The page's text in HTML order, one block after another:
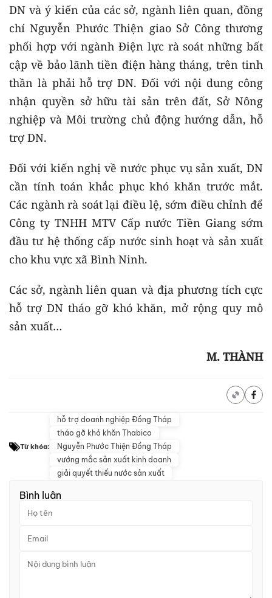
DN và ý kiến của các sở, ngành liên quan, đồng
chí Nguyễn Phước Thiện giao Sở Công thương
phối hợp với ngành Điện lực rà soát những bất
cập về bảo lãnh tiền điện hàng tháng, trên tinh
thần là phải hỗ trợ DN. Đối với nội dung công
nhận quyền sở hữu tài sản trên đất, Sở Nông
nghiệp và Môi trường chủ động hướng dẫn, hỗ
trợ DN.
Đối với kiến nghị về nước phục vụ sản xuất, DN
cần tính toán khắc phục khó khăn trước mắt.
Các ngành rà soát lại điều lệ, sớm điều chỉnh để
Công ty TNHH MTV Cấp nước Tiền Giang sớm
đầu tư hệ thống cấp nước sinh hoạt và sản xuất
cho khu vực xã Bình Ninh.
Các sở, ngành liên quan và địa phương tích cực
hỗ trợ DN tháo gỡ khó khăn, mở rộng quy mô
sản xuất…
M. THÀNH
Từ khóa:
hỗ trợ doanh nghiệp Đồng Tháp
tháo gỡ khó khăn Thabico
Nguyễn Phước Thiện Đồng Tháp
vướng mắc sản xuất kinh doanh
giải quyết thiếu nước sản xuất
Bình luận